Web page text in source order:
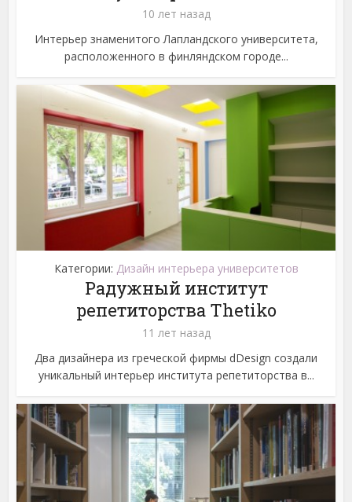
10 лет назад
Интерьер знаменитого Лапландского университета,
расположенного в финляндском городе...
Категории: Дизайн интерьера университетов
Радужный институт
репетиторства Thetiko
11 лет назад
Два дизайнера из греческой фирмы dDesign создали
уникальный интерьер института репетиторства в...